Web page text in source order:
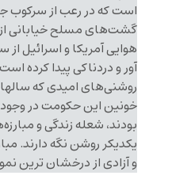
است که در رعب از سرکوب
گشت‌های مسلح خیابانی
هوایی آمریکا و اسرائیل
آور و دردناکی پیدا کرده
روشنی‌های امیدی که
خونین این حکومت در
بودند، شعله زندگی و
یکدیکر روشن نگه دارند.
و آزادی از درخشان ترین